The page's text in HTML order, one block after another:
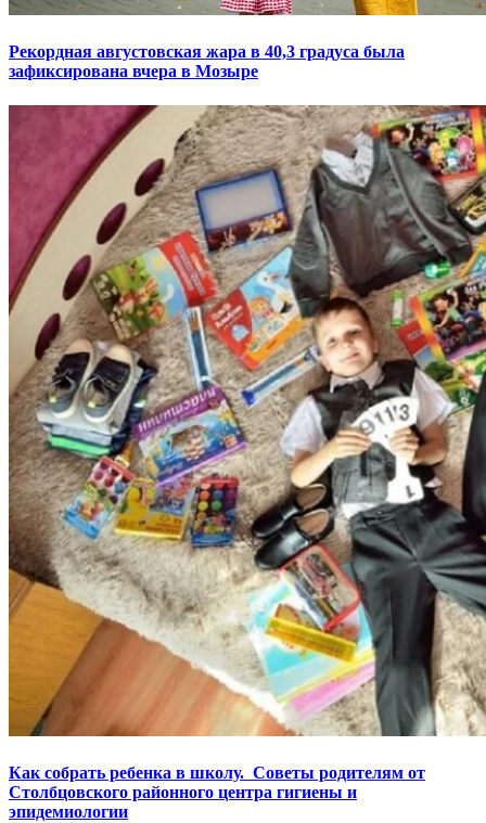
Рекордная августовская жара в 40,3 градуса была
зафиксирована вчера в Мозыре
Как собрать ребенка в школу. Советы родителям от
Столбцовского районного центра гигиены и
эпидемиологии